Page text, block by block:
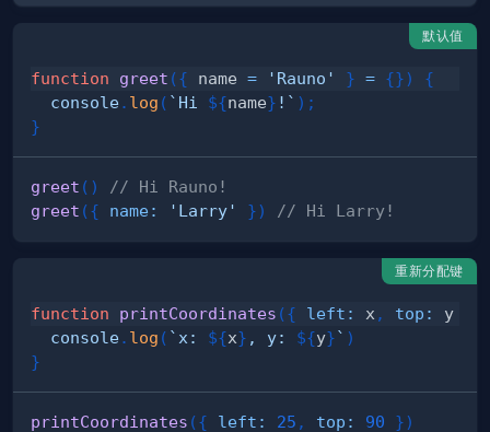
默认值
function greet ({ name = 'Rauno' } = {})
{
console. log ( ` Hi ${name} ! ` ) ;
}
greet ( )
// Hi Rauno!
greet ({ name: 'Larry' }) // Hi Larry!
重新分配键
function printCoordinates ({ left : x , top : y
console. log ( ` x: ${x} , y: ${y}` )
}
printCoordinates ({ left : 25 , top : 90 })